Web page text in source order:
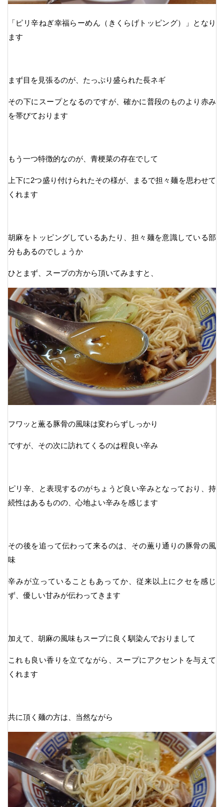
「ピリ辛ねぎ幸福らーめん（きくらげトッピング）」となり
ます
まず目を見張るのが、たっぷり盛られた長ネギ
その下にスープとなるのですが、確かに普段のものより赤み
を帯びております
もう一つ特徴的なのが、青梗菜の存在でして
上下に2つ盛り付けられたその様が、まるで担々麺を思わせて
くれます
胡麻をトッピングしているあたり、担々麺を意識している部
分もあるのでしょうか
ひとまず、スープの方から頂いてみますと、
フワッと薫る豚骨の風味は変わらずしっかり
ですが、その次に訪れてくるのは程良い辛み
ピリ辛、と表現するのがちょうど良い辛みとなっており、持
続性はあるものの、心地よい辛みを感じます
その後を追って伝わって来るのは、その薫り通りの豚骨の風
味
辛みが立っていることもあってか、従来以上にクセを感じ
ず、優しい甘みが伝わってきます
加えて、胡麻の風味もスープに良く馴染んでおりまして
これも良い香りを立てながら、スープにアクセントを与えて
くれます
共に頂く麺の方は、当然ながら